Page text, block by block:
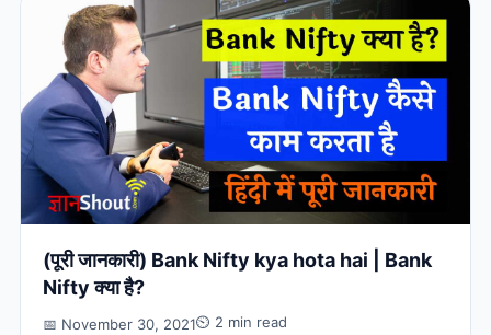
(पूरी जानकारी) Bank Nifty kya hota hai | Bank
Nifty क्या है?
📅 November 30, 2021⏲ 2 min read